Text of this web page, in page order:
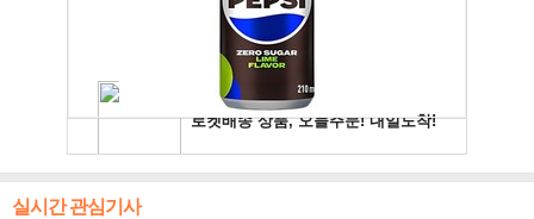
실시간 관심기사